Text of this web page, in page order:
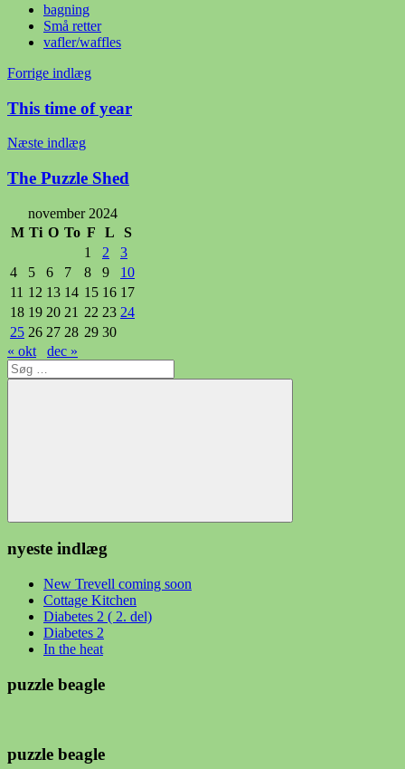
bagning
Små retter
vafler/waffles
Indlægsnavigation
Forrige indlæg
This time of year
Næste indlæg
The Puzzle Shed
november 2024
M Ti O To F L
S
1
2
3
4
5 6 7 8 9
10
11 12 13 14 15 16 17
18 19 20 21 22 23 24
25 26 27 28 29 30
« okt
dec »
Søg
efter:
Søg
nyeste indlæg
New Trevell coming soon
Cottage Kitchen
Diabetes 2 ( 2. del)
Diabetes 2
In the heat
puzzle beagle
puzzle beagle